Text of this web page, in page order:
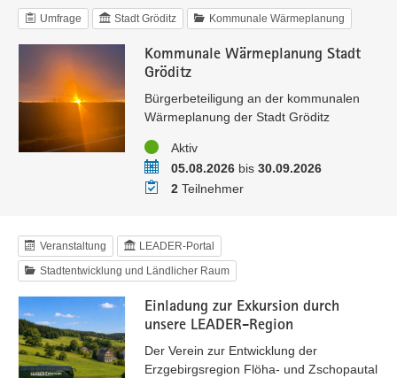
Umfrage Stadt Gröditz Kommunale Wärmeplanung
Kommunale Wärmeplanung Stadt
Gröditz
Bürgerbeteiligung an der kommunalen
Wärmeplanung der Stadt Gröditz
StatusAktiv
Zeitraum05.08.2026bis 30.09.2026
Teilnehmer
2Teilnehmer
Veranstaltung LEADER-Portal
Stadtentwicklung und Ländlicher Raum
Einladung zur Exkursion durch
unsere LEADER-Region
Der Verein zur Entwicklung der
Erzgebirgsregion Flöha- und Zschopautal